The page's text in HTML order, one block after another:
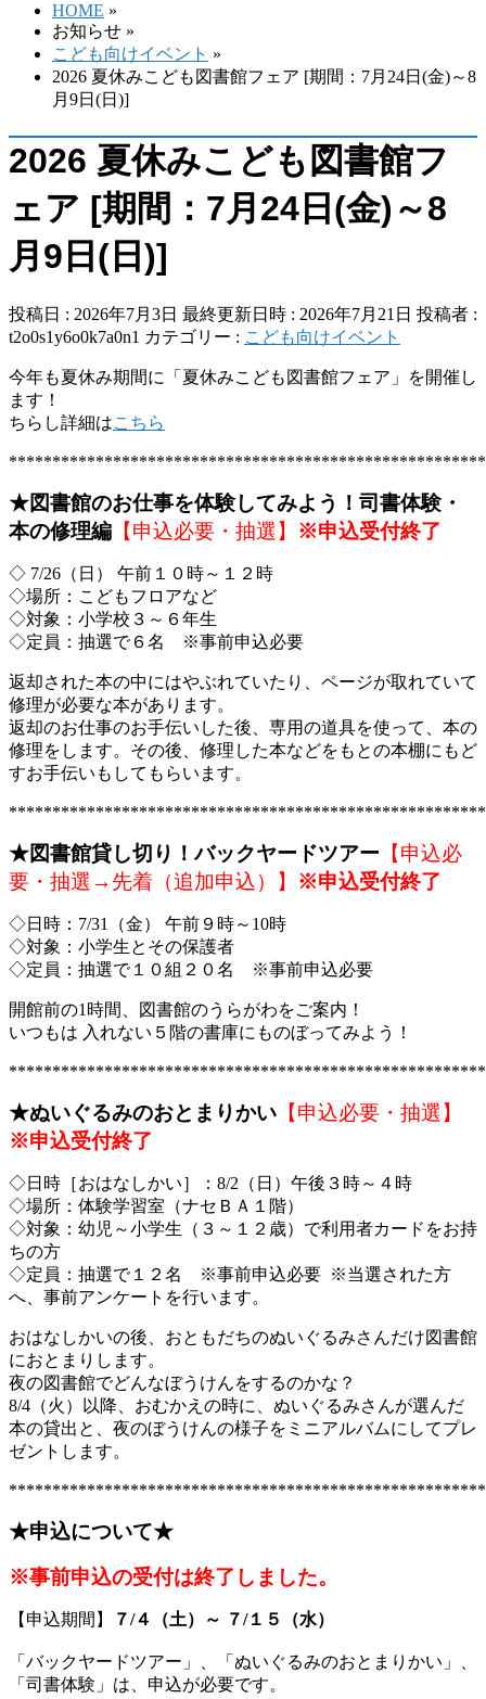
HOME »
お知らせ »
こども向けイベント »
2026 夏休みこども図書館フェア [期間：7月24日(金)～8
月9日(日)]
2026 夏休みこども図書館フ
ェア [期間：7月24日(金)～8
月9日(日)]
投稿日 : 2026年7月3日 最終更新日時 : 2026年7月21日 投稿者 :
t2o0s1y6o0k7a0n1 カテゴリー : こども向けイベント
今年も夏休み期間に「夏休みこども図書館フェア」を開催し
ます！
ちらし詳細はこちら
★図書館のお仕事を体験してみよう！司書体験・
本の修理編 【申込必要・抽選】 ※申込受付終了
◇ 7/26（日） 午前１０時～１２時
◇場所：こどもフロアなど
◇対象：小学校３～６年生
◇定員：抽選で６名 ※事前申込必要
返却された本の中にはやぶれていたり、ページが取れていて
修理が必要な本があります。
返却のお仕事のお手伝いした後、専用の道具を使って、本の
修理をします。その後、修理した本などをもとの本棚にもど
すお手伝いもしてもらいます。
★図書館貸し切り！バックヤードツアー 【申込必
要・抽選→先着（追加申込）】 ※申込受付終了
◇日時：7/31（金） 午前９時～10時
◇対象：小学生とその保護者
◇定員：抽選で１０組２０名 ※事前申込必要
開館前の1時間、図書館のうらがわをご案内！
いつもは 入れない５階の書庫にものぼってみよう！
★ぬいぐるみのおとまりかい 【申込必要・抽選】
※申込受付終了
◇日時［おはなしかい］：8/2（日）午後３時～４時
◇場所：体験学習室（ナセＢＡ１階）
◇対象：幼児～小学生（３～１２歳）で利用者カードをお持
ちの方
◇定員：抽選で１２名 ※事前申込必要 ※当選された方
へ、事前アンケートを行います。
おはなしかいの後、おともだちのぬいぐるみさんだけ図書館
におとまりします。
夜の図書館でどんなぼうけんをするのかな？
8/4（火）以降、おむかえの時に、ぬいぐるみさんが選んだ
本の貸出と、夜のぼうけんの様子をミニアルバムにしてプレ
ゼントします。
★申込について★
※事前申込の受付は終了しました。
【申込期間】 ７/４（土）～ ７/１５（水）
「バックヤードツアー」、「ぬいぐるみのおとまりかい」、
「司書体験」は、申込が必要です。